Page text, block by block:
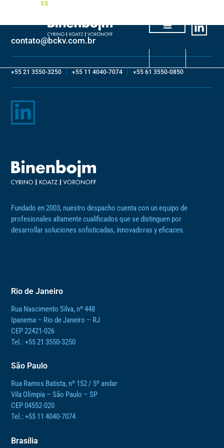
ES
contato@bckv.com.br
+55 21 3550-3250 +55 11 4040-7074 +55 61 3550-0850
Fundado en 2003, nuestro despacho cuenta con un equipo de
profesionales altamente cualificados que se distinguen por
desarrollar soluciones sofisticadas, innovadoras y eficaces.
Rio de Janeiro
Rua Nascimento Silva, nº 448
Ipanema – Rio de Janeiro – RJ
CEP 22421-026
Tel.: +55 21 3550-3250
São Paulo
Rua Ramos Batista, nº 152 / 5º andar
Vila Olímpia – São Paulo – SP
CEP 04552-020
Tel.: +55 11 4040-7074
Brasília